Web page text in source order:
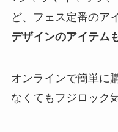
ど、フェス定番のア
デザインのアイテム
オンラインで簡単に
なくてもフジロック